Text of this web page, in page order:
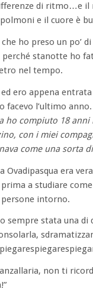
di ritmo…e il
e il cuore è
che ho preso un po’
perché stanotte ho
nel tempo.
ero appena
facevo l’ultimo
ho compiuto 18 anni
con i miei
come una sorta
Ovadipasqua era
a studiare
intorno.
sempre stata una
non ti